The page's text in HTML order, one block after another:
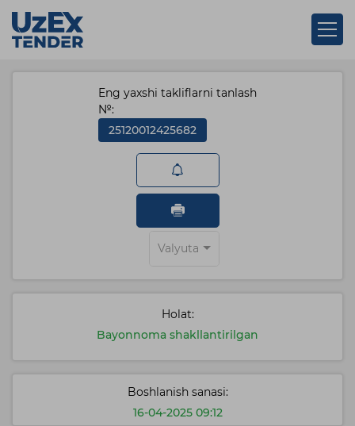
Eng yaxshi takliflarni tanlash
№:
25120012425682
Valyuta
Holat:
Bayonnoma shakllantirilgan
Boshlanish sanasi:
16-04-2025 09:12